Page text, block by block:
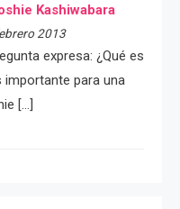
Kashiwabara
2013
expresa: ¿Qué es
importante para una
[…]